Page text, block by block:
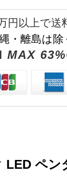
円以上で送
・離島は
MAX
LED ペン